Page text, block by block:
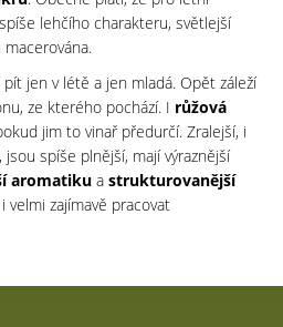
lehčího charakteru, světlejší
jen v létě a jen mladá. Opět záleží
ze kterého pochází. I růžová
jim to vinař předurčí. Zralejší, i
spíše plnější, mají výraznější
aromatiku a strukturovanější
velmi zajímavě pracovat